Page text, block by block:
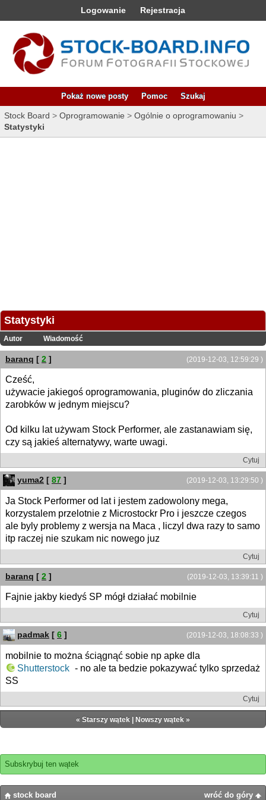
Logowanie Rejestracja
Pokaż nowe posty Pomoc Szukaj
Stock Board > Oprogramowanie > Ogólnie o oprogramowaniu >
Statystyki
Statystyki
Autor Wiadomość
(2019-12-03, 12:59:29 )
baranq [ 2 ]
Cześć,
używacie jakiegoś oprogramowania, pluginów do zliczania
zarobków w jednym miejscu?
Od kilku lat używam Stock Performer, ale zastanawiam się,
czy są jakieś alternatywy, warte uwagi.
Cytuj
(2019-12-03, 13:29:50 )
yuma2 [ 87 ]
Ja Stock Performer od lat i jestem zadowolony mega,
korzystalem przelotnie z Microstockr Pro i jeszcze czegos
ale byly problemy z wersja na Maca , liczyl dwa razy to samo
itp raczej nie szukam nic nowego juz
Cytuj
(2019-12-03, 13:39:11 )
baranq [ 2 ]
Fajnie jakby kiedyś SP mógł działać mobilnie
Cytuj
(2019-12-03, 18:08:33 )
padmak [ 6 ]
mobilnie to można ściągnąć sobie np apke dla
Shutterstock - no ale ta bedzie pokazywać tylko sprzedaż
SS
Cytuj
« Starszy wątek Nowszy wątek »
Subskrybuj ten wątek
wróć do góry
stock board